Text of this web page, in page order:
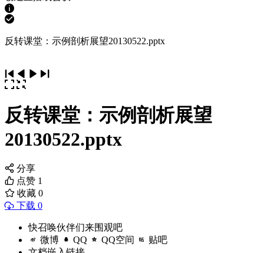
反转课堂：示例剖析展望20130522.pptx
反转课堂：示例剖析展望
20130522.pptx
分享
点赞 1
收藏 0
下载 0
快召唤伙伴们来围观吧
微博 QQ QQ空间 贴吧